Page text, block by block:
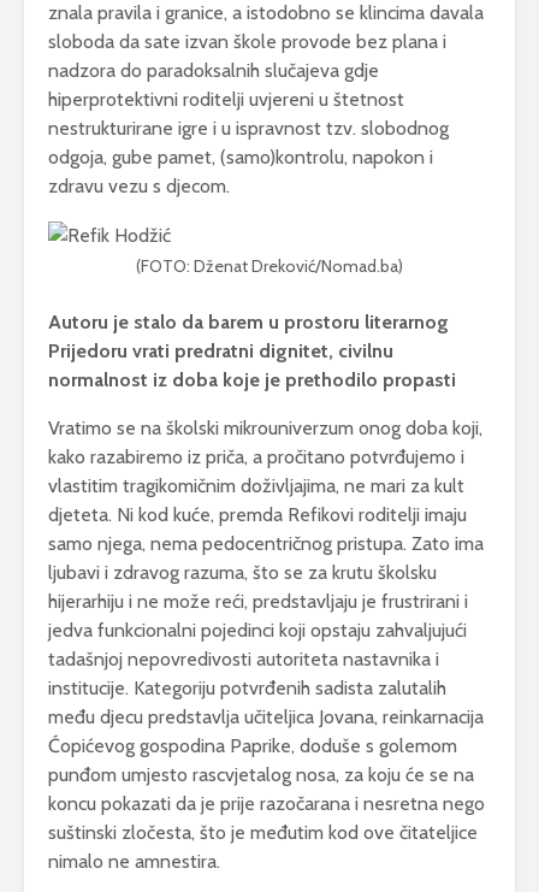
znala pravila i granice, a istodobno se klincima davala
sloboda da sate izvan škole provode bez plana i
nadzora do paradoksalnih slučajeva gdje
hiperprotektivni roditelji uvjereni u štetnost
nestrukturirane igre i u ispravnost tzv. slobodnog
odgoja, gube pamet, (samo)kontrolu, napokon i
zdravu vezu s djecom.
(FOTO: Dženat Dreković/Nomad.ba)
Autoru je stalo da barem u prostoru literarnog
Prijedoru vrati predratni dignitet, civilnu
normalnost iz doba koje je prethodilo propasti
Vratimo se na školski mikrouniverzum onog doba koji,
kako razabiremo iz priča, a pročitano potvrđujemo i
vlastitim tragikomičnim doživljajima, ne mari za kult
djeteta. Ni kod kuće, premda Refikovi roditelji imaju
samo njega, nema pedocentričnog pristupa. Zato ima
ljubavi i zdravog razuma, što se za krutu školsku
hijerarhiju i ne može reći, predstavljaju je frustrirani i
jedva funkcionalni pojedinci koji opstaju zahvaljujući
tadašnjoj nepovredivosti autoriteta nastavnika i
institucije. Kategoriju potvrđenih sadista zalutalih
među djecu predstavlja učiteljica Jovana, reinkarnacija
Ćopićevog gospodina Paprike, doduše s golemom
punđom umjesto rascvjetalog nosa, za koju će se na
koncu pokazati da je prije razočarana i nesretna nego
suštinski zločesta, što je međutim kod ove čitateljice
nimalo ne amnestira.